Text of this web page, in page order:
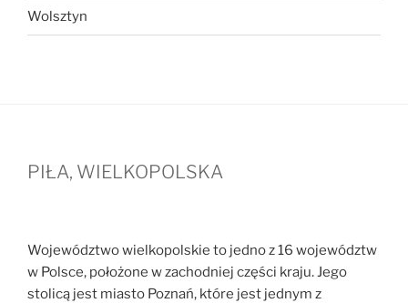
Wolsztyn
PIŁA, WIELKOPOLSKA
Województwo wielkopolskie to jedno z 16 województw
w Polsce, położone w zachodniej części kraju. Jego
stolicą jest miasto Poznań, które jest jednym z